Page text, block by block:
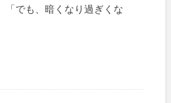
「でも、暗くなり過ぎくな